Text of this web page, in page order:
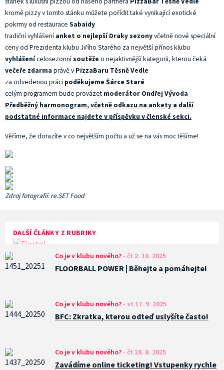
DALŠÍ ČLÁNKY Z RUBRIKY
Co je v klubu nového? - čt 2. 10. 2025
FLOORBALL POWER | Běhejte a pomáhejte!
Co je v klubu nového? - st 17. 9. 2025
BFC: Zkratka, kterou odteď uslyšíte často!
Co je v klubu nového? - čt 28. 8. 2025
Zavádíme online ticketing! Vstupenky rychle
kromě pizzy v tomto stánku můžete pořídit také vynikající exotické
pokrmy od restaurace Sabaidy
tradiční vyhlášeníanket o nejlepší Draky sezonyvčetně nové speciální
ceny od Prezidenta klubu Jiřího Starého za největší přínos klubu
vyhlášenícelosezonnísoutěže o nejaktivnější kategorii, kterou čeká
večeře zdarma právě v PizzaBaru Těsně Vedle
za odvedenou práci poděkujeme Šárce Staré
celým programem bude provázet moderátor Ondřej Vývoda
Předběžný harmonogram, včetně odkazu na ankety a další
podstatné informace najdete v příspěvku včlenské sekci.
Věříme, že dorazíte v co největším počtu a už se na vás moc těšíme!
Zdroj fotografií: re.SET Food